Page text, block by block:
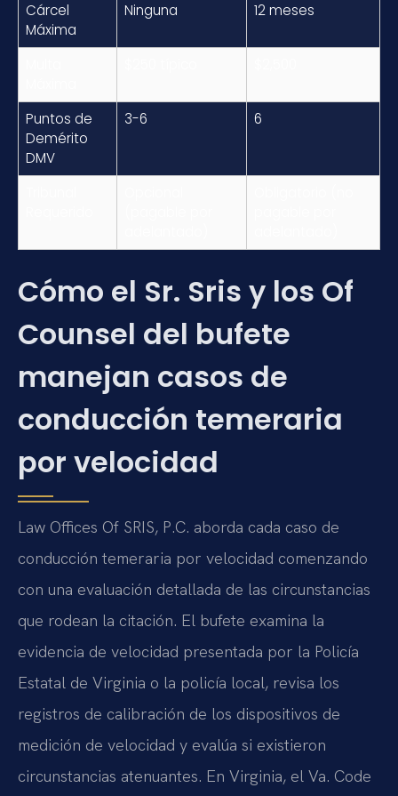
Cárcel
Máxima
Ninguna 12 meses
Puntos de
Demérito
DMV
3-6 6
Cómo el Sr. Sris y los Of
Counsel del bufete
manejan casos de
conducción temeraria
por velocidad
Law Offices Of SRIS, P.C. aborda cada caso de
conducción temeraria por velocidad comenzando
con una evaluación detallada de las circunstancias
que rodean la citación. El bufete examina la
evidencia de velocidad presentada por la Policía
Estatal de Virginia o la policía local, revisa los
registros de calibración de los dispositivos de
medición de velocidad y evalúa si existieron
circunstancias atenuantes. En Virginia, el Va. Code